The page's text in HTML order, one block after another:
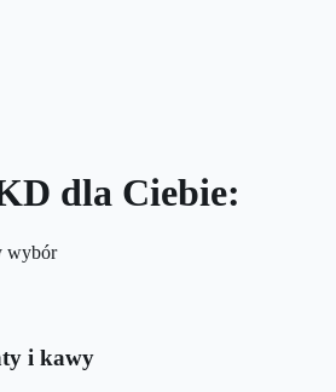
dla Ciebie:
wybór
i kawy